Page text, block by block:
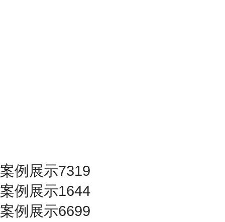
案例展示7319
案例展示1644
案例展示6699